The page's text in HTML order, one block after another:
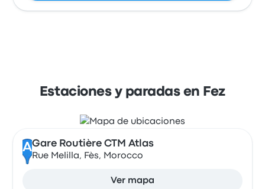
Estaciones y paradas en Fez
AGare Routière CTM Atlas
Rue Melilla, Fès, Morocco
Ver mapa